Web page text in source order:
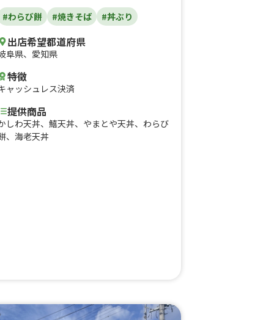
#わらび餅 #焼きそば #丼ぶり
出店希望都道府県
阜県、 愛知県
特徴
ャッシュレス決済
提供商品
しわ天丼、鱚天丼、やまとや天丼、わらび
、海老天丼